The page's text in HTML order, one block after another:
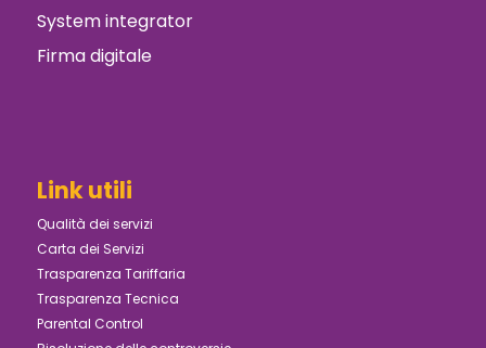
System integrator
Firma digitale
Link utili
Qualità dei servizi
Carta dei Servizi
Trasparenza Tariffaria
Trasparenza Tecnica
Parental Control